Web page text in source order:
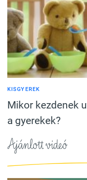
KISGYEREK
Mikor kezdenek
a gyerekek?
Ajánlott videó